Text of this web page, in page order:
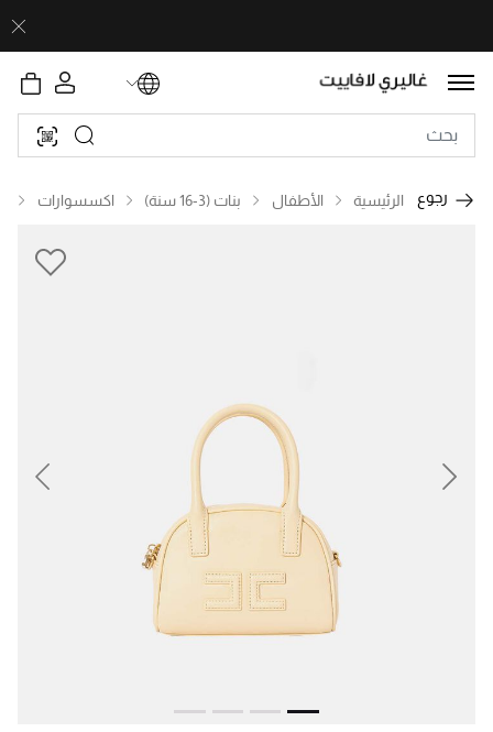
رجوع الرئيسية الأطفال بنات (3-16 سنة) اكسسوارات
Next